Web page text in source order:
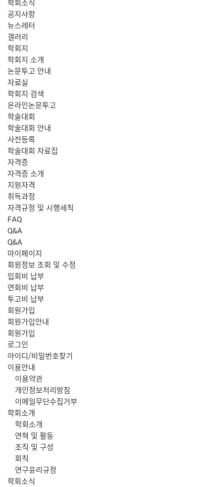
공지사항
뉴스레터
갤러리
학회지
학회지 소개
논문투고 안내
자료실
학회지 검색
온라인논문투고
학술대회
학술대회 안내
사전등록
학술대회 자료집
자격증
자격증 소개
지원자격
취득과정
자격규정 및 시행세칙
FAQ
Q&A
Q&A
마이페이지
회원정보 조회 및 수정
입회비 납부
연회비 납부
투고비 납부
회원가입
회원가입안내
회원가입
로그인
아이디/비밀번호찾기
주
뉴
이용안내
이용약관
개인정보처리방침
이메일무단수집거부
학회소개
학회소개
연혁 및 활동
조직 및 구성
회칙
연구윤리규정
학회소식